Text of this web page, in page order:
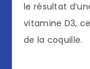
le résultat
vitamine D3,
de la coquille.